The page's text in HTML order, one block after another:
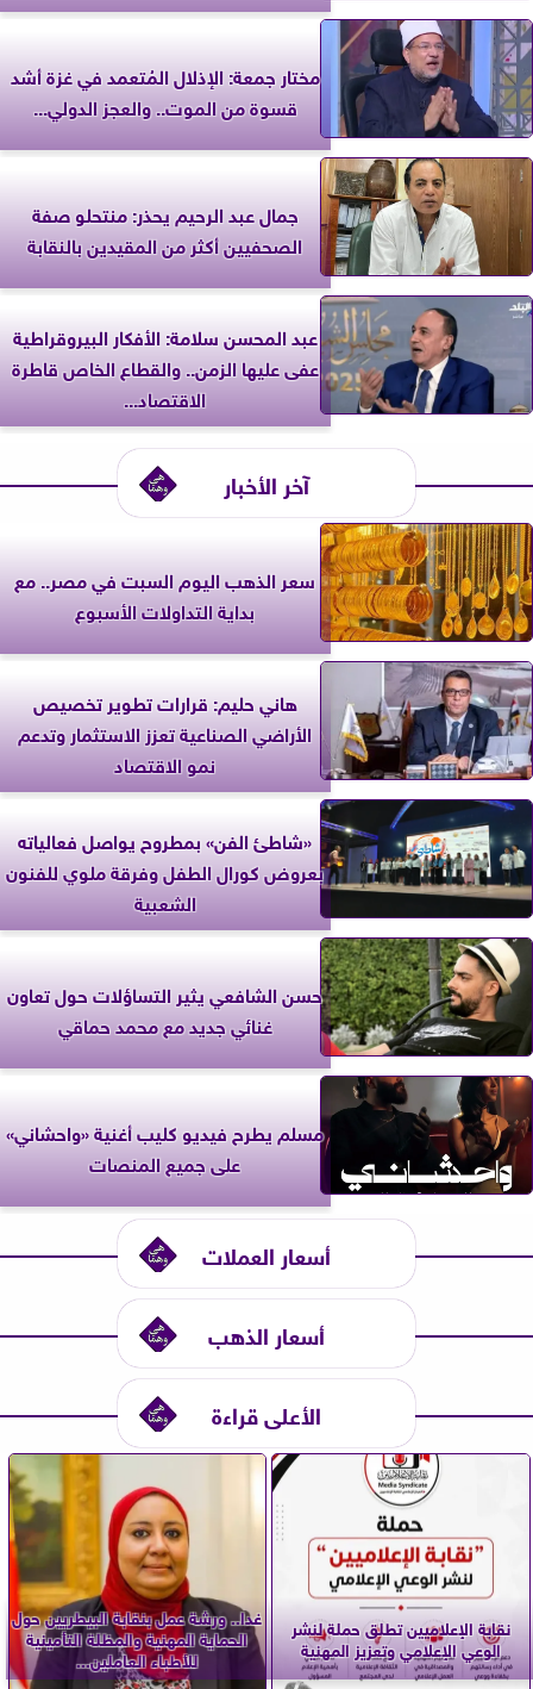
مختار جمعة: الإذلال المُتعمد في غزة أشد
قسوة من الموت.. والعجز الدولي...
جمال عبد الرحيم يحذر: منتحلو صفة
الصحفيين أكثر من المقيدين بالنقابة
عبد المحسن سلامة: الأفكار البيروقراطية
عفى عليها الزمن.. والقطاع الخاص قاطرة
الاقتصاد...
آخر الأخبار
سعر الذهب اليوم السبت في مصر.. مع
بداية التداولات الأسبوع
هاني حليم: قرارات تطوير تخصيص
الأراضي الصناعية تعزز الاستثمار وتدعم
نمو الاقتصاد
«شاطئ الفن» بمطروح يواصل فعالياته
بعروض كورال الطفل وفرقة ملوي للفنون
الشعبية
حسن الشافعي يثير التساؤلات حول تعاون
غنائي جديد مع محمد حماقي
مسلم يطرح فيديو كليب أغنية «واحشاني»
على جميع المنصات
أسعار العملات
أسعار الذهب
الأعلى قراءة
نقابة الإعلاميين تطلق حملة لنشر
الوعي الإعلامي وتعزيز المهنية
غدا.. ورشة عمل بنقابة البيطريين حول
الحماية المهنية والمظلة التأمينية
للأطباء العاملين...